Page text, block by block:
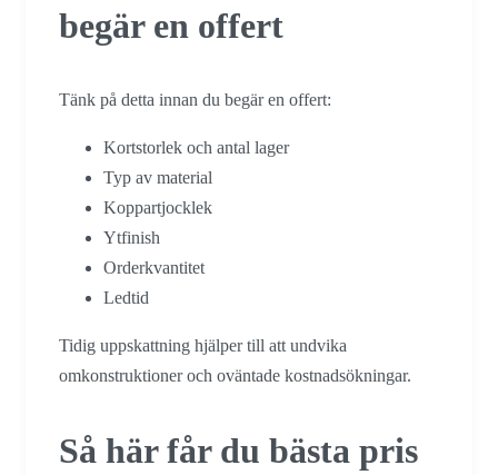
begär en offert
Tänk på detta innan du begär en offert:
Kortstorlek och antal lager
Typ av material
Koppartjocklek
Ytfinish
Orderkvantitet
Ledtid
Tidig uppskattning hjälper till att undvika
omkonstruktioner och oväntade kostnadsökningar.
Så här får du bästa pris